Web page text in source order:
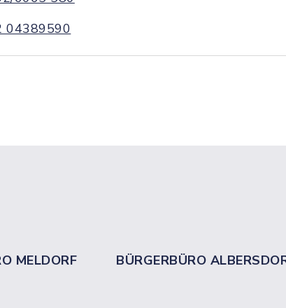
04389590
MELDORF BÜRGERBÜRO